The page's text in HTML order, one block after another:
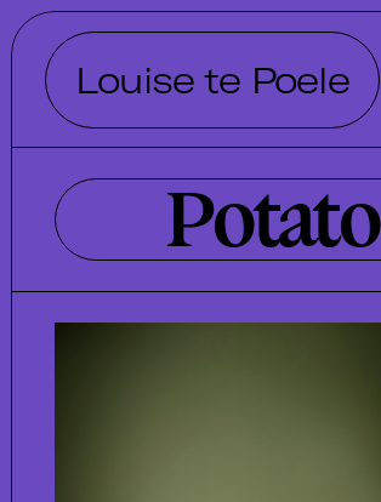
Louise te Poele
Potato